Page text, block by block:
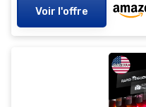
Noir Noir Clavier Gamer
Voir l'offre